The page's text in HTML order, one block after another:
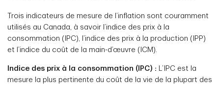
Trois indicateurs de mesure de l’inflation sont couramment
utilisés au Canada, à savoir l’indice des prix à la
consommation (IPC), l’indice des prix à la production (IPP)
et l’indice du coût de la main-d’œuvre (ICM).
Indice des prix à la consommation (IPC) : L’IPC est la
mesure la plus pertinente du coût de la vie de la plupart des